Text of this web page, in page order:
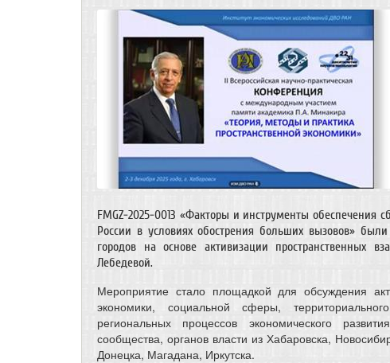
FMGZ-2025-0013 «Факторы и инструменты обеспечения
России в условиях обострения больших вызовов»
городов на основе активизации пространственных
Лебедевой.
Мероприятие стало площадкой для обсуждения
экономики, социальной сферы,
региональных процессов экономического
сообщества, органов власти из Хабаровска,
Донецка, Магадана, Иркутска.